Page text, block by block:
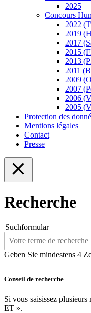
2025
Concours
2022
2019
2017
2015
2013
2011
2009
2007
2006
2005
Protection des
Mentions légales
Contact
Presse
Recherche
Suchformular
Geben Sie mindestens 4
Conseil de recherche
Si vous saisissez
ET ».